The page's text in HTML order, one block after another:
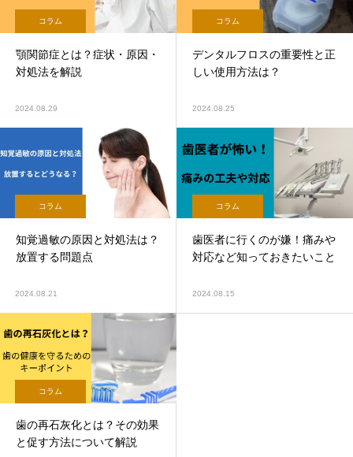
コラム
顎関節症とは？症状・原因・
対処法を解説
2024.08.29
コラム
デンタルフロスの重要性と正
しい使用方法は？
2024.08.25
コラム
知覚過敏の原因と対処法は？
放置する問題点
2024.08.21
コラム
歯医者に行くのが嫌！痛みや
対応など知っておきたいこと
2024.08.15
コラム
歯の再石灰化とは？その効果
と促す方法について解説